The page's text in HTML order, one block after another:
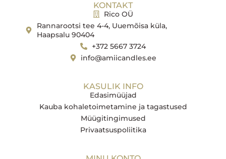
KONTAKT
Rico OÜ
Rannarootsi tee 4-4, Uuemõisa küla,
Haapsalu 90404
+372 5667 3724
info@amiicandles.ee
KASULIK INFO
Edasimüüjad
Kauba kohaletoimetamine ja tagastused
Müügitingimused
Privaatsuspoliitika